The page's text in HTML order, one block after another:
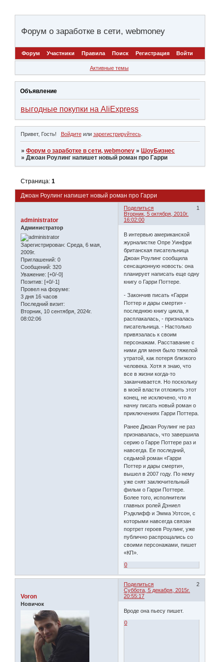
Форум о заработке в сети, webmoney
Форум Участники Правила Поиск Регистрация Войти
Активные темы
Объявление
выгодные покупки на AliExpress
Привет, Гость! Войдитеили зарегистрируйтесь.
»Форум о заработке в сети, webmoney » ШоуБизнес
»Джоан Роулинг напишет новый роман про Гарри
Джоан Роулинг напишет новый роман про Гарри
Страница:1
Поделиться
1
Вторник, 5 октября, 2010г.
16:02:00
administrator
Администратор
Зарегистрирован: Среда, 6 мая,
2009г.
Приглашений: 0
Сообщений: 320
Уважение: [+0/-0]
Позитив: [+0/-1]
Провел на форуме:
3 дня 16 часов
Последний визит:
Вторник, 10 сентября, 2024г.
08:02:06
В интервью американской
журналистке Опре Уинфри
британская писательница
Джоан Роулинг сообщила
сенсационную новость: она
планирует написать еще одну
книгу о Гарри Поттере.
- Закончив писать «Гарри
Поттер и дары смерти» -
последнюю книгу цикла, я
расплакалась, - призналась
писательница. - Настолько
привязалась к своим
персонажам. Расставание с
ними для меня было тяжелой
утратой, как потеря близкого
человека. Хотя я знаю, что
все в жизни когда-то
заканчивается. Но поскольку
в моей власти отложить этот
конец, не исключено, что я
начну писать новый роман о
приключениях Гарри Поттера.
Ранее Джоан Роулинг не раз
признавалась, что завершила
серию о Гарре Поттере раз и
навсегда. Ее последний,
седьмой роман «Гарри
Поттер и дары смерти»,
вышел в 2007 году. По нему
уже снят заключительный
фильм о Гарри Поттере.
Более того, исполнители
главных ролей Дэниел
Рэдклифф и Эмма Уотсон, с
которыми навсегда связан
портрет героев Роулинг, уже
публично распрощались со
своими персонажами, пишет
«КП».
0
Поделиться
2
Суббота, 5 декабря, 2015г.
20:55:17
Voron
Новичок
Вроде она пьесу пишет.
0